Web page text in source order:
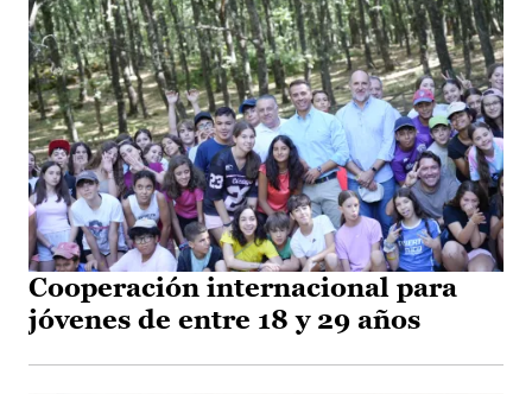
Cooperación internacional para
jóvenes de entre 18 y 29 años